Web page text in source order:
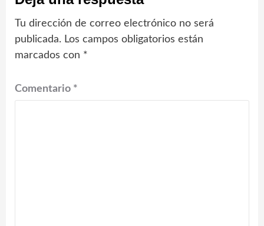
Tu dirección de correo electrónico no será
publicada. Los campos obligatorios están
marcados con *
Comentario *